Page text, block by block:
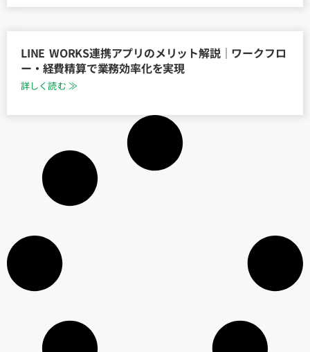
LINE WORKS連携アプリのメリット解説｜ワークフロ
ー・経費精算で業務効率化を実現
詳しく読む ≫